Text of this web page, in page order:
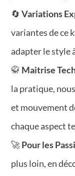
🔄 Variations
variantes de ce
adapter le style
🥋 Maitrise
la pratique,
et mouvement
chaque aspect
🚀Pour les
plus loin, en